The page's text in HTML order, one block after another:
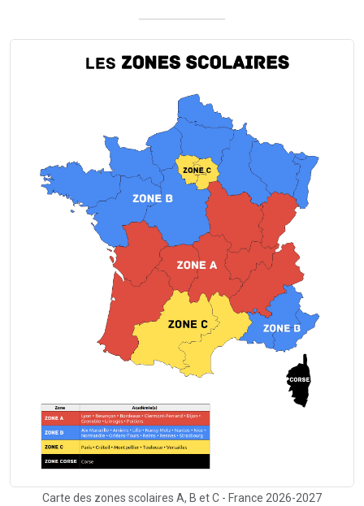
Carte des zones scolaires A, B et C - France 2026-2027